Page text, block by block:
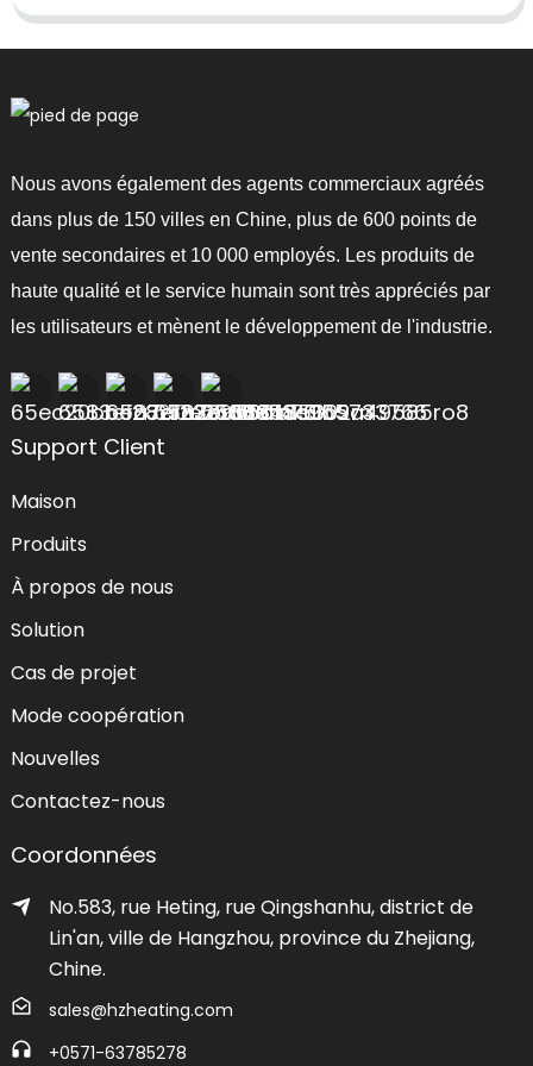
Nous avons également des agents commerciaux agréés
dans plus de 150 villes en Chine, plus de 600 points de
vente secondaires et 10 000 employés. Les produits de
haute qualité et le service humain sont très appréciés par
les utilisateurs et mènent le développement de l'industrie.
Support Client
Maison
Produits
À propos de nous
Solution
Cas de projet
Mode coopération
Nouvelles
Contactez-nous
Coordonnées
No.583, rue Heting, rue Qingshanhu, district de
Lin'an, ville de Hangzhou, province du Zhejiang,
Chine.
sales@hzheating.com
+0571-63785278